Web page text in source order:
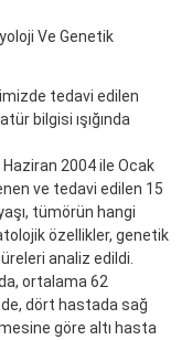
Ve Genetik
tedavi edilen
bilgisi ışığında
Haziran 2004 ile Ocak
ve tedavi edilen 15
tümörün hangi
özellikler, genetik
analiz edildi.
ortalama 62
dört hastada sağ
göre altı hasta